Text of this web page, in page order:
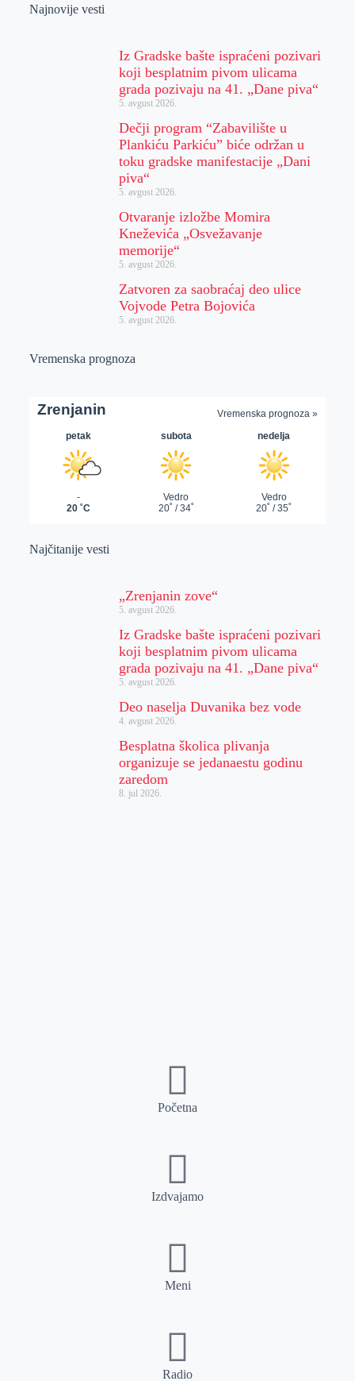
Najnovije vesti
Iz Gradske bašte ispraćeni pozivari
koji besplatnim pivom ulicama
grada pozivaju na 41. „Dane piva“
5. avgust 2026.
Dečji program “Zabavilište u
Plankiću Parkiću” biće održan u
toku gradske manifestacije „Dani
piva“
5. avgust 2026.
Otvaranje izložbe Momira
Kneževića „Osvežavanje
memorije“
5. avgust 2026.
Zatvoren za saobraćaj deo ulice
Vojvode Petra Bojovića
5. avgust 2026.
Vremenska prognoza
Najčitanije vesti
„Zrenjanin zove“
5. avgust 2026.
Iz Gradske bašte ispraćeni pozivari
koji besplatnim pivom ulicama
grada pozivaju na 41. „Dane piva“
5. avgust 2026.
Deo naselja Duvanika bez vode
4. avgust 2026.
Besplatna školica plivanja
organizuje se jedanaestu godinu
zaredom
8. jul 2026.
Početna
Izdvajamo
Meni
Radio